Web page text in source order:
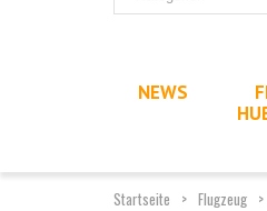
NEWS
Startseite Flugzeug